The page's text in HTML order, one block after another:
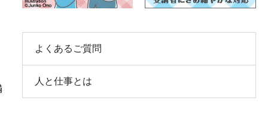
よくあるご質問
人と仕事とは